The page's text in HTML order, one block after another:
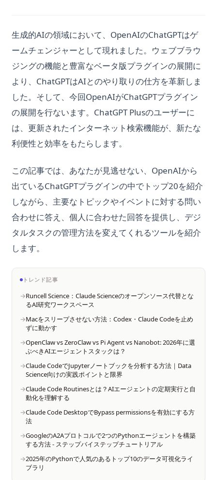
ChatGPTの仕組み：大規模言語モデルの詳細解説
ChatGPTの容量オーバーエラーを修正する方法
ChatGPTの日本語対応の深堀り：その進化と未来の可能性
ChatGPTはTensorflowを使用しているのか？
ChatGPTはユーザーの会話から学習するのか？AI学習と文脈的
記憶の解明
ChatGPTは安全ですか？事実を明らかにし、安心して利用する
方法
ChatGPTをプログラミングに使う方法
ChatGPTを使った効果的なPDFサマライザー：詳細ガイド
ChatGPTを使った逆promptエンジニアリング: 詳細ガイド
ChatGPTを利用したPythonコーディングの方法
ChatGPTコンテキストウィンドウ：チャットボットでのコンテ
キストのパワーを解放する
ChatGPTデベロッパーモードのオンにする方法 - 簡単なガイド
ChatGPTリダイレクトエラーの修正方法
Cogram: The Ultimate AI-Powered Meeting Notes Tool
Conch AI: AIの文章作成アシスタント、コンテンツ制作を革命
Conch AI: The AI Writing Assistant Revolutionizing Content
Creation
ConvNeXt Model Guide - Achieve Top-notch Accuracy in
Vision Tasks
現する方法
DB GPTの探索：自然言語処理のための次世代ツール
DockerでAutoGPTをインストールする方法：ステップバイステ
ップガイド
Does ChatGPT Have a Word Limit? Find the Best Ways to
Bypass It
Matplotlib Secondary Axis: Twin Axes vs secondary_yaxis
Explained
Matplotlib Subplots: Create Multi-Panel Figures with
plt.subplots()
Matplotlib Syntax Error: How to Solve the Issue
Matplotlib fill_between: Conditional Fills, Bands, and isin()
isin() 対処
Matplotlib savefig の使い方: ラベル切れ、bbox_inches、DPI
き）
Matplotlib を使用してデータフレームの見事なプロットを作成
する
Matplotlib サブプロット：plt.subplots() でマルチパネル図を
Matplotlib ヒストグラム：Pythonにおけるplt.hist()の完全ガイ
Matplotlib 凡例を外側に置く：bbox_to_anchor 早見表
Matplotlib 散布図：plt.scatter() 完全ガイド
Matplotlib 棒グラフ：plt.bar() と plt.barh() 完全ガイド
Matplotlibでカスタムカラーマップをマスターする：包括的ガ
Matplotlibで軸を削除する方法：詳細ガイド
Matplotlibにおけるヒストグラムの10種類（コード例付き）
Matplotlibのカラーマップ：Pythonにおけるカラーマップ完全
ガイド
Matplotlibのセカンダリ軸: twinxとsecondary_yaxisの使い分
Matplotlibの構文エラー：解決方法
Python
Pandas Crosstab：Pythonで簡単なクロス集計表を作成する方
Pandas Data Cleaning: Practical Workflow
Pandas Data Cleaning：実務向けワークフロー
Pandas DataFrame to CSV: Complete Guide to to_csv()
Pandas DataFrame to List: 5 Methods with Code Examples
Pandas DataFrame に列を追加する：6つのベストメソッド
（2025年版ガイド）
Pandas DataFrame の列で値をかんたんに検索する方法
Pandas DataFrame を List に変換する方法
Pandas DataFrameをCSVに変換：to_csv()完全ガイド
Pandas DataFrameをNumPy配列に変換する：包括的ガイド
Pandas DataFrameをソートする: 例とヒント
Pandas Dataframe: Basic Operations for Beginners
Pandas Drop Column: How to Remove Columns from a
Pandas Drop Duplicates: How to Remove Duplicate Rows in
Python
Pandas Drop Duplicates: Pythonで重複行を削除する方法
Pandas Filter Rows: Select Data by Condition in Python
Pandas GroupBy: Aggregation, Transform, Apply (2026
Guide)
Pandas GroupBy：Aggregation・Transform・Apply 完全ガ
Pandas KeyError: Column Not Found — How to Fix It (Even
When Column Exists)
Pandas Melt: Reshape Wide Data to Long Format (Complete
Pandas Melt：ワイドデータをロング形式に整形する（完全ガ
How to Delete a Conda Environment (conda env remove)
How to Drop a Column in Pandas DataFrame
How to Export Pandas Dataframe to CSV
How to Fix SyntaxError Invalid Syntax in Python - Working
Methods
How to Multiply in Python for Beginners
How to Run Python Scripts for Beginners
How to Start JupyterLab: Install, Launch, and Fix Common
Errors
How to Upgrade Python Packages: A Comprehensive Guide
How to Upgrade Python on Windows, Mac, Linux, and
Virtual Environments
How to Upgrade Python on Windows, Mac, Linux?
How to Use Pretty Print for Python Dictionaries
How to Use Python Version Manager with Pyenv
How to Write Pi in Python: math.pi, numpy.pi, scipy, and
More
How to Zip Two Lists in Python with Ease
How to concat two Pandas DataFrames: Explained!
InstaPy PythonライブラリでInstagramの自動化をする方法
Is Python Case Sensitive?
JupyterLab vs Notebook: A Comprehensive Comparison
JupyterLab インストールと使い方 完全ガイド【2026年最新
JupyterLab対Notebook：包括的な比較
NLTK Tokenization in Python: Quickly Get Started Here
Understanding Scatter Plots with Numpy: Ensuring Same
Python | Beginner's Guide
「NumPyを用いた散布図の理解：同じサイズのX配列とY配列の
確保」
ビギナーのためのPythonによるSeabornによるデータ可視化の
力を引き出す
モジュール seaborn に histplot 属性がありませんエラーの解
決方法
Python
📊 Seaborn Boxplot チュートリアル：Python でカスタムボッ
クスプロットを作成する方法
Streamlit AgGrid: データ可視化の力を解き放つ
Streamlit Caching: データアプリのパワーを解き放て
Streamlit Config: The Ultimate Guide You Can’t Miss
Streamlit DataFrame: `st.dataframe` vs `st.data_editor`
Quick Guide
Streamlit DataFrame：Pandas DataFramesの表示、スタイリ
ング、最適化（2025年版）
Streamlit File Uploader: How to Use st.file_uploader
Streamlit Session State: How to Use st.session_state
Streamlit Session State: スタートガイド
Streamlit and Plotly: Interactive Data Visualization Made
Easy
Streamlit in VS Code: Install, Run, and Debug Setup Guide
Streamlit vs Dash: Fast Decision Guide for Python App
Builders
Streamlit vs Dash: あなたに最適なフレームワークはどれ？
Streamlit-Authenticator: How to Secure User Authentication
Streamlit-Authenticator：Streamlitアプリでユーザー認証を
Streamlitでインタラクティブなデータダッシュボードを構築す
る：包括的なチュートリアル
Streamlitでインタラクティブな地図を表示する：簡単なチュー
トリアルと例 | st.map
StreamlitとPlotly: インタラクティブなデータ可視化を簡単に
StreamlitとSeabornの使用方法：クイックガイド
対話
Streamlitの初め方：トップ7のStreamlitの例とチュートリアル
Streamlitの設定: 絶対に見逃せない究極のガイド
生成的AIの領域において、OpenAIのChatGPTはゲ
ームチェンジャーとして現れました。ウェブブラウ
ジングの機能と豊富なベータ版プラグインの展開に
より、ChatGPTはAIとのやり取りの仕方を革新しま
した。そして、今回OpenAIがChatGPTプラグイン
の展開を行ないます。ChatGPT Plusのユーザーに
は、更新されたインターネット検索機能が、新たな
利便性と効率をもたらします。
この記事では、あなたが見逃せない、OpenAIから
出ているChatGPTプラグインの中でトップ20を紹介
しながら、主要なトピックやイベントに対する問い
合わせに答え、個人に合わせた回答を提供し、デジ
タルタスクの管理方法を変えてくれるツールを紹介
します。
トレンド記事
Runcell Science：Claude Scienceのオープンソース代替とな
るAI研究ワークスペース
Macをスリープさせない方法：Codex・Claude Codeを止め
ずに動かす
OpenClaw vs ZeroClaw vs Pi Agent vs Nanobot: 2026年に選
ぶべきAIエージェントスタックは？
Claude CodeでJupyterノートブックを分析する方法｜Data
Science向けの実践ポイントと限界
Claude Code Routinesとは？AIエージェントの定期実行と自
動化を理解する
Claude Code DesktopでBypass permissionsを有効にする方
法
GoogleのA2Aプロトコルで2つのPythonエージェントを構築
する方法 - ステップバイステップチュートリアル
2025年のPythonで人気のあるトップ10のデータ可視化ライ
ブラリ